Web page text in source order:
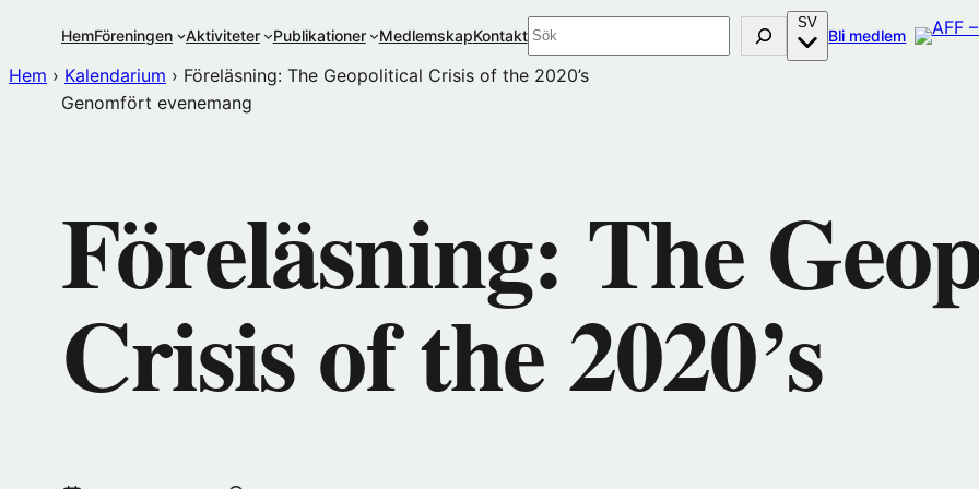
innehåll
HemFöreningen Aktiviteter Publikationer MedlemskapKontakt Sök SV
Bli medlem(öppnas
Hem › Kalendarium › Föreläsning: The Geopolitical Crisis of the 2020’s
Genomfört evenemang
Föreläsning: The
Crisis of the 2020’s